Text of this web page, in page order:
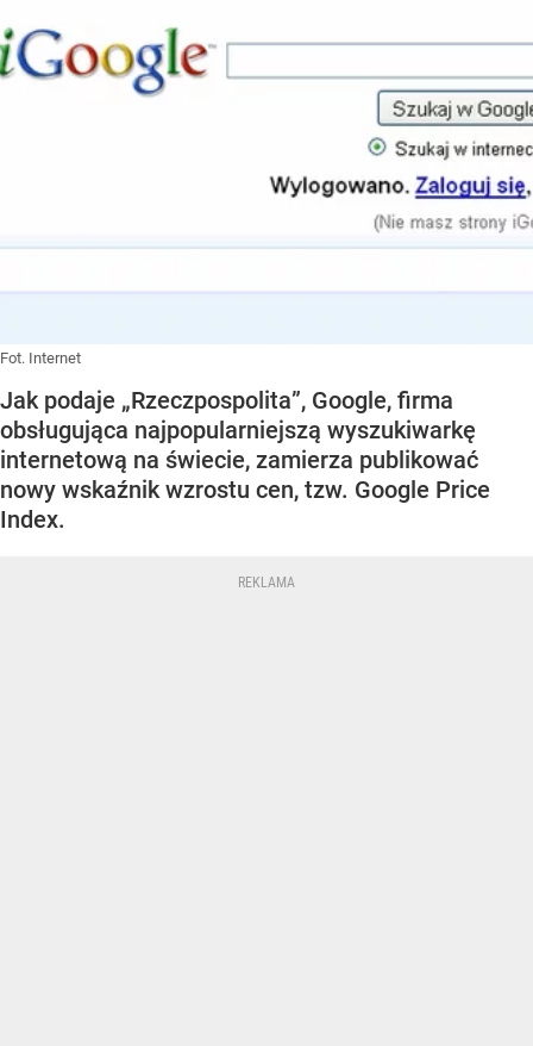
Fot. Internet
Jak podaje „Rzeczpospolita”, Google, firma
obsługująca najpopularniejszą wyszukiwarkę
internetową na świecie, zamierza publikować
nowy wskaźnik wzrostu cen, tzw. Google Price
Index.